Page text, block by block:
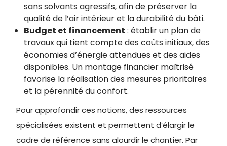
sans solvants agressifs, afin de préserver la
qualité de l’air intérieur et la durabilité du bâti.
Budget et financement : établir un plan de
travaux qui tient compte des coûts initiaux, des
économies d’énergie attendues et des aides
disponibles. Un montage financier maîtrisé
favorise la réalisation des mesures prioritaires
et la pérennité du confort.
Pour approfondir ces notions, des ressources
spécialisées existent et permettent d’élargir le
cadre de référence sans alourdir le chantier. Par